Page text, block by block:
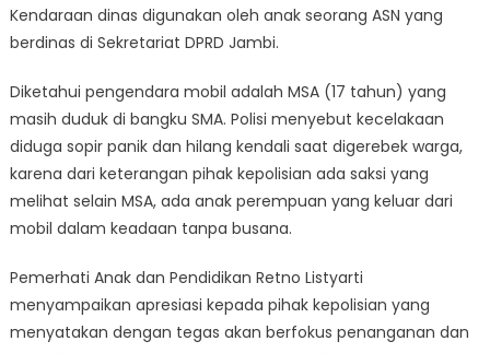
Kendaraan dinas digunakan oleh anak seorang ASN yang
berdinas di Sekretariat DPRD Jambi.
Diketahui pengendara mobil adalah MSA (17 tahun) yang
masih duduk di bangku SMA. Polisi menyebut kecelakaan
diduga sopir panik dan hilang kendali saat digerebek warga,
karena dari keterangan pihak kepolisian ada saksi yang
melihat selain MSA, ada anak perempuan yang keluar dari
mobil dalam keadaan tanpa busana.
Pemerhati Anak dan Pendidikan Retno Listyarti
menyampaikan apresiasi kepada pihak kepolisian yang
menyatakan dengan tegas akan berfokus penanganan dan